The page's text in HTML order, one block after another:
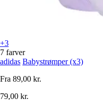
+3
7 farver
adidas Babystrømper (x3)
Fra 89,00 kr.
79,00 kr.